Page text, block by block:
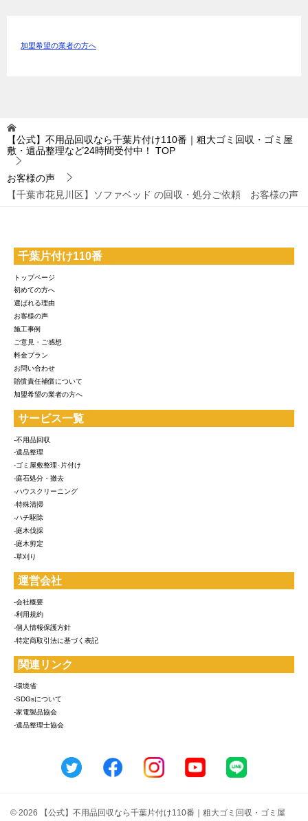
加盟希望の業者の方へ
【公式】不用品回収なら千葉片付け110番｜粗大ゴミ回収・ゴミ屋
敷・遺品整理など24時間受付中！
TOP
お客様の声
【千葉市花見川区】ソファベッド の回収・処分ご依頼 お客様の声
千葉片付け110番
トップページ
初めての方へ
選ばれる理由
お客様の声
施工事例
ご意見・ご感想
料金プラン
お問い合わせ
賠償責任補償について
加盟希望の業者の方へ
サービス一覧
-不用品回収
-遺品整理
-ゴミ屋敷整理･片付け
-庭石処分・撤去
-ハウスクリーニング
-特殊清掃
-ハチ駆除
-庭木伐採
-庭木剪定
-草刈り
運営会社
-会社概要
-利用規約
-個人情報保護方針
-特定商取引法に基づく表記
関連リンク
-環境省
-SDGsについて
-家電製品協会
-遺品整理士協会
© 2026 【公式】不用品回収なら千葉片付け110番｜粗大ゴミ回収・ゴミ屋